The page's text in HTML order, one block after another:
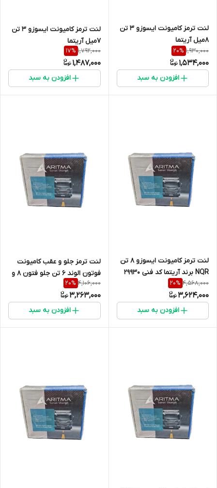
لنت ترمز کامیونت ایسوزو 3 تن
8میل آریتما
1,930,000
20%
1,534,000
افزودن به سبد
لنت ترمز کامیونت ایسوزو 3 تن
7میل آریتما
1,792,000
17%
1,487,000
افزودن به سبد
لنت ترمز کامیونت ایسوزو 8 تن
NQR برند آریتما کد فنی 29930
4,568,000
20%
3,624,000
افزودن به سبد
لنت ترمز جلو و عقب کامیونت
فوتون الوند 6 تن جلو فتون 8 و
8.5 تن برند آریتما کد فنی 30089
4,106,000
20%
3,263,000
افزودن به سبد